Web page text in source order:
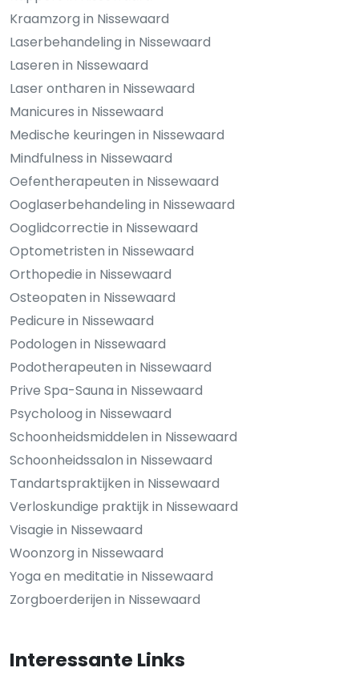
Kraamzorg in Nissewaard
Laserbehandeling in Nissewaard
Laseren in Nissewaard
Laser ontharen in Nissewaard
Manicures in Nissewaard
Medische keuringen in Nissewaard
Mindfulness in Nissewaard
Oefentherapeuten in Nissewaard
Ooglaserbehandeling in Nissewaard
Ooglidcorrectie in Nissewaard
Optometristen in Nissewaard
Orthopedie in Nissewaard
Osteopaten in Nissewaard
Pedicure in Nissewaard
Podologen in Nissewaard
Podotherapeuten in Nissewaard
Prive Spa-Sauna in Nissewaard
Psycholoog in Nissewaard
Schoonheidsmiddelen in Nissewaard
Schoonheidssalon in Nissewaard
Tandartspraktijken in Nissewaard
Verloskundige praktijk in Nissewaard
Visagie in Nissewaard
Woonzorg in Nissewaard
Yoga en meditatie in Nissewaard
Zorgboerderijen in Nissewaard
Interessante Links